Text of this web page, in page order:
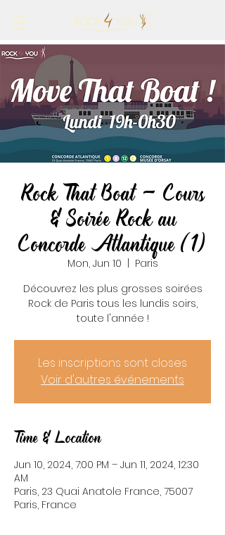
Rock That Boat - Cours
& Soirée Rock au
Concorde Atlantique (1)
Mon, Jun 10
Paris
Découvrez les plus grosses soirées
Rock de Paris tous les lundis soirs,
toute l'année !
Les inscriptions sont closes
Voir d'autres événements
Time & Location
Jun 10, 2024, 7:00 PM – Jun 11, 2024, 12:30
AM
Paris, 23 Quai Anatole France, 75007
Paris, France